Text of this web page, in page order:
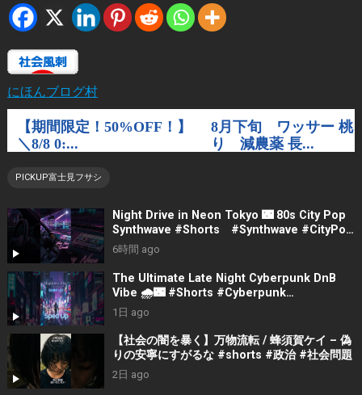
にほんブログ村
PICKUP富士見フサシ
Night Drive in Neon Tokyo 🌃 80s City Pop
Synthwave #Shorts #Synthwave #CityPop
#NightDrive
6時間 ago
The Ultimate Late Night Cyberpunk DnB
Vibe 🌧️🌃 #Shorts #Cyberpunk
#LateNightVibes #ElectronicMusic
1日 ago
【社会の闇を暴く】万物流転 / 蜂須賀ケイ – 偽
りの安寧にすがるな #shorts #政治 #社会問題
2日 ago